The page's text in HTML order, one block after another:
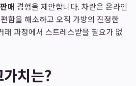
매 경험을 제안합니다. 차란은 온라인
함을 해소하고 오직 가방의 진정한
래 과정에서 스트레스받을 필요가 없
치는?